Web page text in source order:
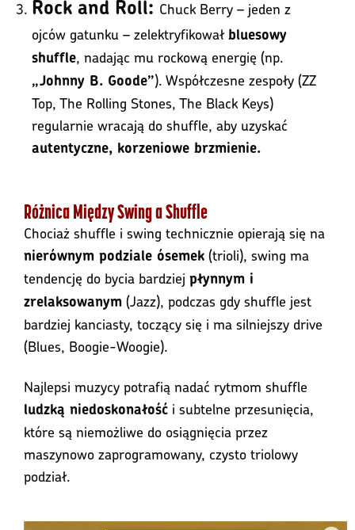
Rock and Roll: Chuck Berry – jeden z
ojców gatunku – zelektryfikowałbluesowy
shuffle, nadając mu rockową energię (np.
„Johnny B. Goode”). Współczesne zespoły (ZZ
Top, The Rolling Stones, The Black Keys)
regularnie wracają do shuffle, aby uzyskać
autentyczne, korzeniowe brzmienie.
Różnica Między Swing a Shuffle
Chociaż shuffle i swing technicznie opierają się na
nierównym podziale ósemek (trioli), swing ma
tendencję do bycia bardziej płynnym i
zrelaksowanym (Jazz), podczas gdy shuffle jest
bardziej kanciasty, toczący się i ma silniejszy drive
(Blues, Boogie-Woogie).
Najlepsi muzycy potrafią nadać rytmom shuffle
ludzką niedoskonałość i subtelne przesunięcia,
które są niemożliwe do osiągnięcia przez
maszynowo zaprogramowany, czysto triolowy
podział.